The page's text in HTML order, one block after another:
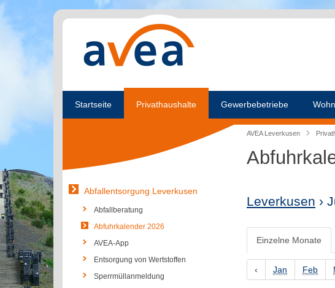
Startseite Privathaushalte Gewerbebetriebe
AVEA Leverkusen
Leverkusen ›
Einzelne Monate
‹ Jan Feb
Abfallentsorgung Leverkusen
Abfallberatung
Abfuhrkalender 2026
AVEA-App
Entsorgung von Wertstoffen
Sperrmüllanmeldung